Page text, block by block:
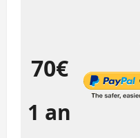
70€
1 an